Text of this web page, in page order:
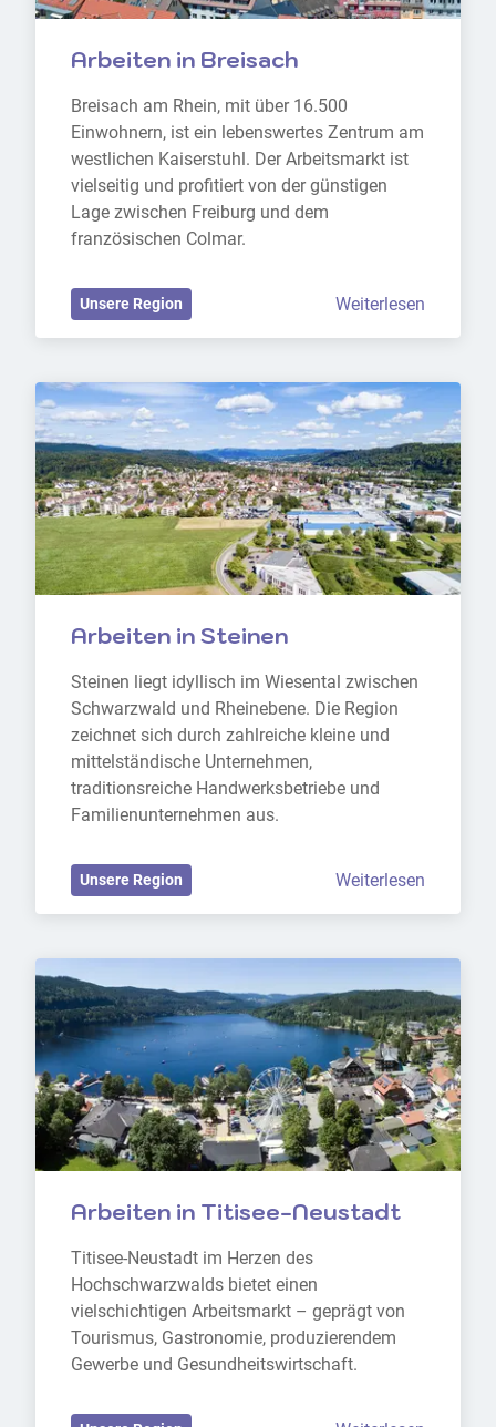
Arbeiten in Breisach
Breisach am Rhein, mit über 16.500
Einwohnern, ist ein lebenswertes Zentrum am
westlichen Kaiserstuhl. Der Arbeitsmarkt ist
vielseitig und profitiert von der günstigen
Lage zwischen Freiburg und dem
französischen Colmar.
Unsere Region Weiterlesen
Arbeiten in Steinen
Steinen liegt idyllisch im Wiesental zwischen
Schwarzwald und Rheinebene. Die Region
zeichnet sich durch zahlreiche kleine und
mittelständische Unternehmen,
traditionsreiche Handwerksbetriebe und
Familienunternehmen aus.
Unsere Region Weiterlesen
Arbeiten in Titisee-Neustadt
Titisee-Neustadt im Herzen des
Hochschwarzwalds bietet einen
vielschichtigen Arbeitsmarkt – geprägt von
Tourismus, Gastronomie, produzierendem
Gewerbe und Gesundheitswirtschaft.